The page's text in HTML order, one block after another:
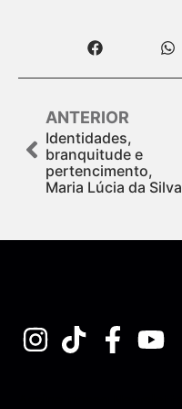
ANTERIOR
Identidades,
branquitude e
pertencimento,
Maria Lúcia da Silva